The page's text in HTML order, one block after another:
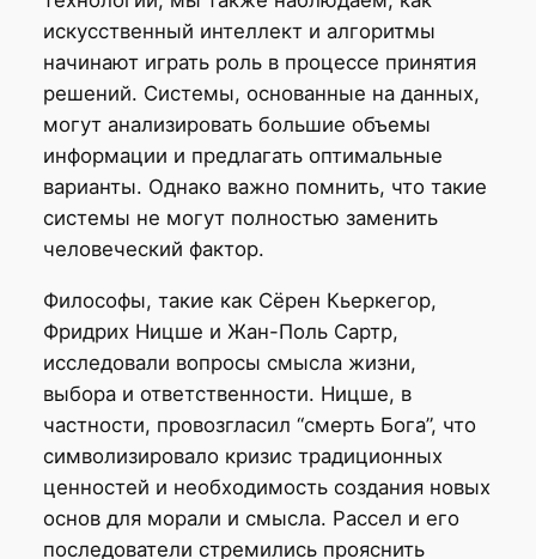
искусственный интеллект и алгоритмы
начинают играть роль в процессе принятия
решений. Системы, основанные на данных,
могут анализировать большие объемы
информации и предлагать оптимальные
варианты. Однако важно помнить, что такие
системы не могут полностью заменить
человеческий фактор.
Философы, такие как Сёрен Кьеркегор,
Фридрих Ницше и Жан-Поль Сартр,
исследовали вопросы смысла жизни,
выбора и ответственности. Ницше, в
частности, провозгласил “смерть Бога”, что
символизировало кризис традиционных
ценностей и необходимость создания новых
основ для морали и смысла. Рассел и его
последователи стремились прояснить